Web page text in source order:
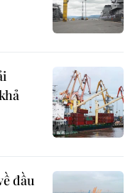
đầu